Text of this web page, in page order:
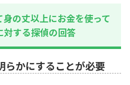
身の丈以上にお金を使って
対する探偵の回答
らかにすることが必要